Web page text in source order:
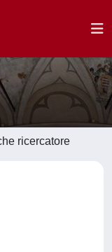
ricercatore